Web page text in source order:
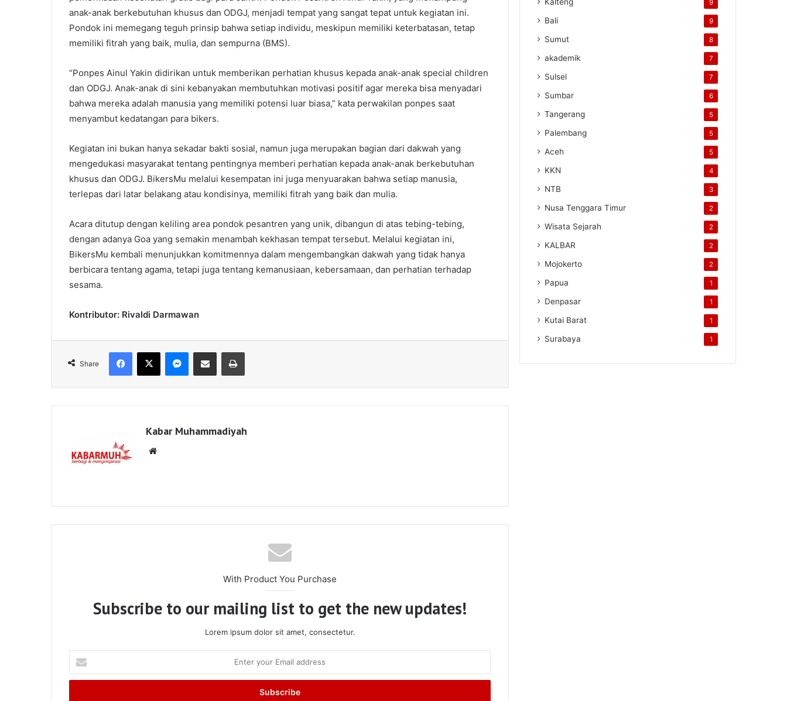
anak-anak berkebutuhan khusus dan ODGJ, menjadi tempat yang sangat tepat untuk kegiatan ini.
Pondok ini memegang teguh prinsip bahwa setiap individu, meskipun memiliki keterbatasan, tetap
memiliki fitrah yang baik, mulia, dan sempurna (BMS).
“Ponpes Ainul Yakin didirikan untuk memberikan perhatian khusus kepada anak-anak special children
dan ODGJ. Anak-anak di sini kebanyakan membutuhkan motivasi positif agar mereka bisa menyadari
bahwa mereka adalah manusia yang memiliki potensi luar biasa,” kata perwakilan ponpes saat
menyambut kedatangan para bikers.
Kegiatan ini bukan hanya sekadar bakti sosial, namun juga merupakan bagian dari dakwah yang
mengedukasi masyarakat tentang pentingnya memberi perhatian kepada anak-anak berkebutuhan
khusus dan ODGJ. BikersMu melalui kesempatan ini juga menyuarakan bahwa setiap manusia,
terlepas dari latar belakang atau kondisinya, memiliki fitrah yang baik dan mulia.
Acara ditutup dengan keliling area pondok pesantren yang unik, dibangun di atas tebing-tebing,
dengan adanya Goa yang semakin menambah kekhasan tempat tersebut. Melalui kegiatan ini,
BikersMu kembali menunjukkan komitmennya dalam mengembangkan dakwah yang tidak hanya
berbicara tentang agama, tetapi juga tentang kemanusiaan, kebersamaan, dan perhatian terhadap
sesama.
Kontributor: Rivaldi Darmawan
Share
Facebook
X Messenger
Share via Email Print
Kabar Muhammadiyah
With Product You Purchase
Subscribe to our mailing list to get the new updates!
Lorem ipsum dolor sit amet, consectetur.
your
Email
9
Bali 9
Sumut 8
akademik 7
Sulsel 7
Sumbar 6
Tangerang 5
Palembang 5
Aceh 5
KKN 4
NTB 3
Nusa Tenggara Timur 2
Wisata Sejarah 2
KALBAR 2
Mojokerto 2
Papua 1
Denpasar 1
Kutai Barat 1
Surabaya 1